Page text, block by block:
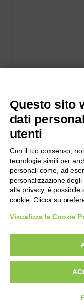
Questo sito
dati
utenti
Con il tuo consenso,
tecnologie simili per
personali come, ad
personalizzazione
alla privacy, è possibile
cookie. Clicca su
Visualizza la Cookie